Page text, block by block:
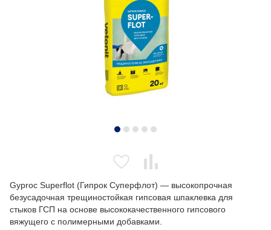
Gyproc Superflot (Гипрок Суперфлот) — высокопрочная
безусадочная трещиностойкая гипсовая шпаклевка для
стыков ГСП на основе высококачественного гипсового
вяжущего с полимерными добавками.